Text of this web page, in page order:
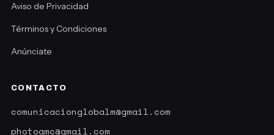
Aviso de Privacidad
Términos y Condiciones
Anúnciate
CONTACTO
comunicacionglobalm@gmail.com
photoamc@gmail.com